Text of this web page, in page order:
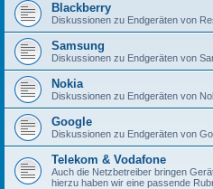
Blackberry
Diskussionen zu Endgeräten von
Samsung
Diskussionen zu Endgeräten von
Nokia
Diskussionen zu Endgeräten von
Google
Diskussionen zu Endgeräten von
Telekom & Vodafone
Auch die Netzbetreiber bringen
hierzu haben wir eine passende